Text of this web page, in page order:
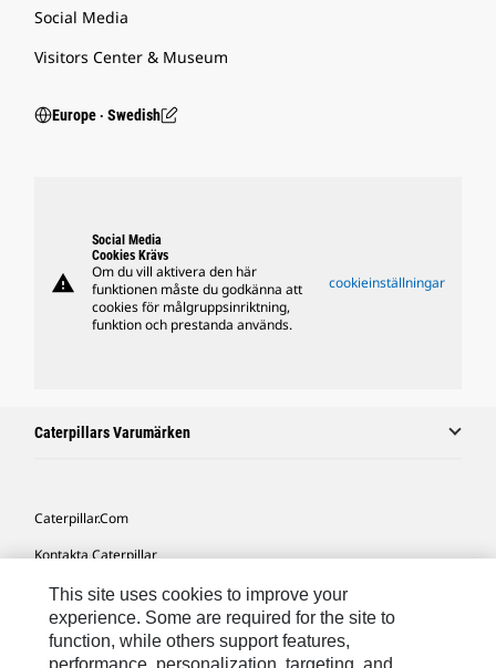
Social Media
Visitors Center & Museum
Europe ‧ Swedish
warning
Social Media
Cookies Krävs
Om du vill aktivera den här
funktionen måste du godkänna att
cookies för målgruppsinriktning,
funktion och prestanda används.
cookieinställningar
Caterpillars Varumärken
Caterpillar.com
Kontakta Caterpillar
Mina Marknadsföringspreferenser
Platskarta
This site uses cookies to improve your
experience. Some are required for the site to
function, while others support features,
performance, personalization, targeting, and